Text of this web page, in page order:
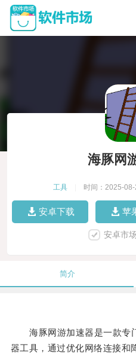
海豚网
工具 时间：2025-08-
安卓下载 苹
安卓市
简介
海豚网游加速器是一款专
器工具，通过优化网络连接和